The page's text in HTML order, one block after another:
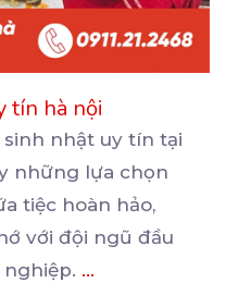
tín hà nội
nhật uy tín tại
những lựa chọn
tiệc hoàn hảo,
với đội ngũ đầu
...